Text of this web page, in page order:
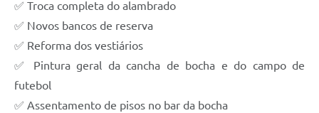
✅ Troca completa do alambrado
✅ Novos bancos de reserva
✅ Reforma dos vestiários
✅ Pintura geral da cancha de bocha e do campo de
futebol
✅ Assentamento de pisos no bar da bocha